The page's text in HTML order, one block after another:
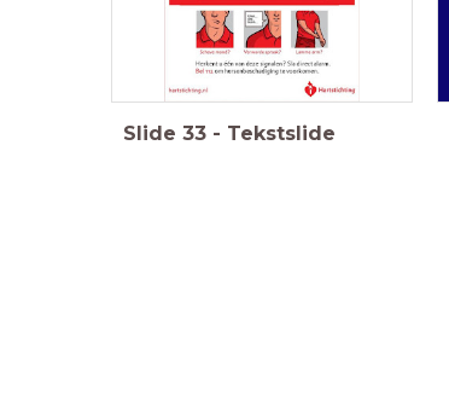
Slide 33 - Tekstslide